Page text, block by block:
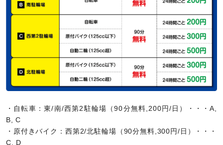
・自転車：東/南/西第2駐輪場（90分無料,200円/日）・・・A,
B, C
・原付きバイク：西第2/北駐輪場（90分無料,300円/日）・・・
C, D